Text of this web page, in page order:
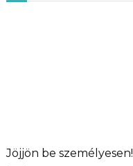
Jöjjön be személyesen!